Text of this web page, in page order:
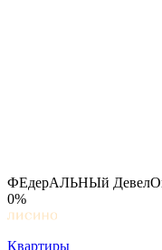
ФЕдерАЛЬНЫй
0%
Квартиры